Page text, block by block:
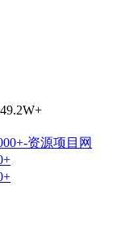
49.2W+